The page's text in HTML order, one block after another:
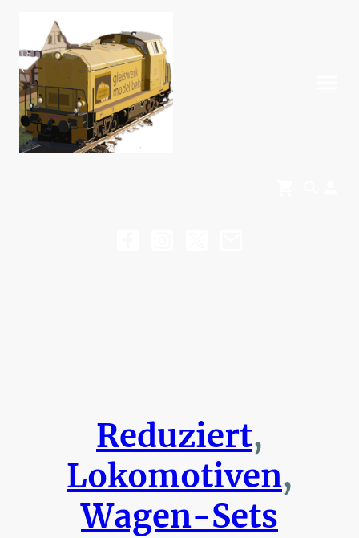
Reduziert,
Lokomotiven,
Wagen-Sets